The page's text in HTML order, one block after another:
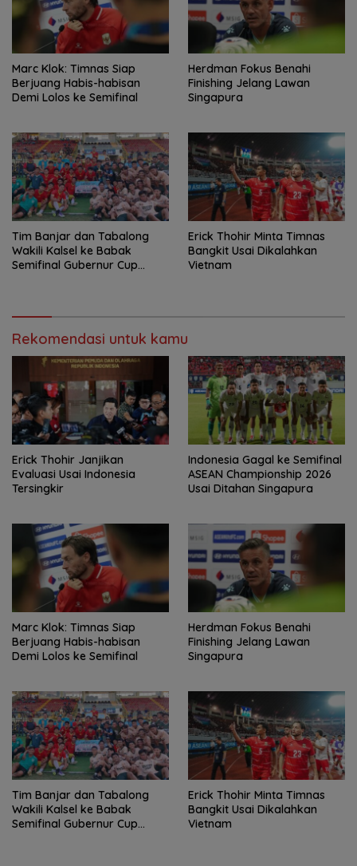
Marc Klok: Timnas Siap
Berjuang Habis-habisan
Demi Lolos ke Semifinal
Herdman Fokus Benahi
Finishing Jelang Lawan
Singapura
Tim Banjar dan Tabalong
Wakili Kalsel ke Babak
Semifinal Gubernur Cup
Erick Thohir Minta Timnas
Bangkit Usai Dikalahkan
Vietnam
Rekomendasi untuk kamu
Erick Thohir Janjikan
Evaluasi Usai Indonesia
Tersingkir
Indonesia Gagal ke Semifinal
ASEAN Championship 2026
Usai Ditahan Singapura
Marc Klok: Timnas Siap
Berjuang Habis-habisan
Demi Lolos ke Semifinal
Herdman Fokus Benahi
Finishing Jelang Lawan
Singapura
Tim Banjar dan Tabalong
Wakili Kalsel ke Babak
Semifinal Gubernur Cup
Erick Thohir Minta Timnas
Bangkit Usai Dikalahkan
Vietnam